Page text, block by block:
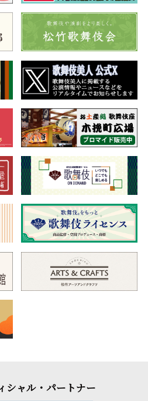
シャル・パートナー